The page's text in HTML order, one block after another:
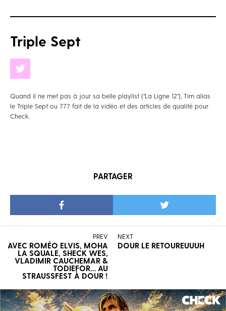
Triple Sept
Quand il ne met pas à jour sa belle playlist ("La Ligne 12"), Tim alias
le Triple Sept ou 777 fait de la vidéo et des articles de qualité pour
Check.
PARTAGER
PREV
AVEC ROMÉO ELVIS, MOHA
LA SQUALE, SHECK WES,
VLADIMIR CAUCHEMAR &
TODIEFOR… AU
STRAUSSFEST À DOUR !
NEXT
DOUR LE RETOUREUUUH